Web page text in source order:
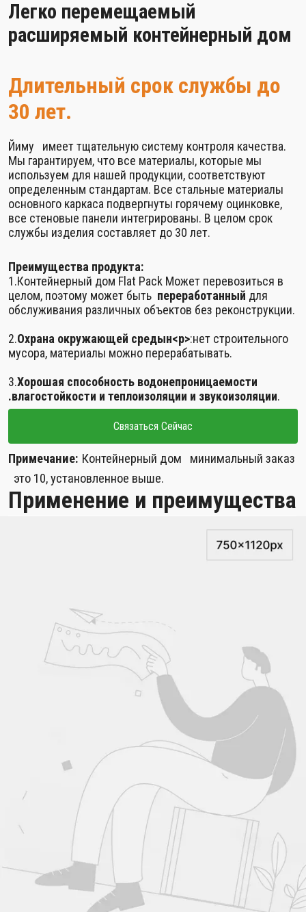
Легко перемещаемый
расширяемый контейнерный дом
Длительный срок службы до
30 лет.
Йиму имеет тщательную систему контроля качества.
Мы гарантируем, что все материалы, которые мы
используем для нашей продукции, соответствуют
определенным стандартам. Все стальные материалы
основного каркаса подвергнуты горячему оцинковке,
все стеновые панели интегрированы. В целом срок
службы изделия составляет до 30 лет.
Преимущества продукта:
1.Контейнерный дом Flat Pack Может перевозиться в
целом, поэтому может быть переработанный для
обслуживания различных объектов без реконструкции.
2.Охрана окружающей средын<р>:нет строительного
мусора, материалы можно перерабатывать.
3.Хорошая способность водонепроницаемости
.влагостойкости и теплоизоляции и звукоизоляции.
Связаться Сейчас
Примечание: Контейнерный дом минимальный заказ
это 10, установленное выше.
Применение и преимущества